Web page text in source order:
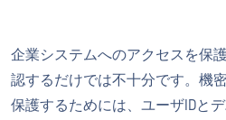
企業システムへのアクセスを保
認するだけでは不十分です。機
保護するためには、ユーザIDと